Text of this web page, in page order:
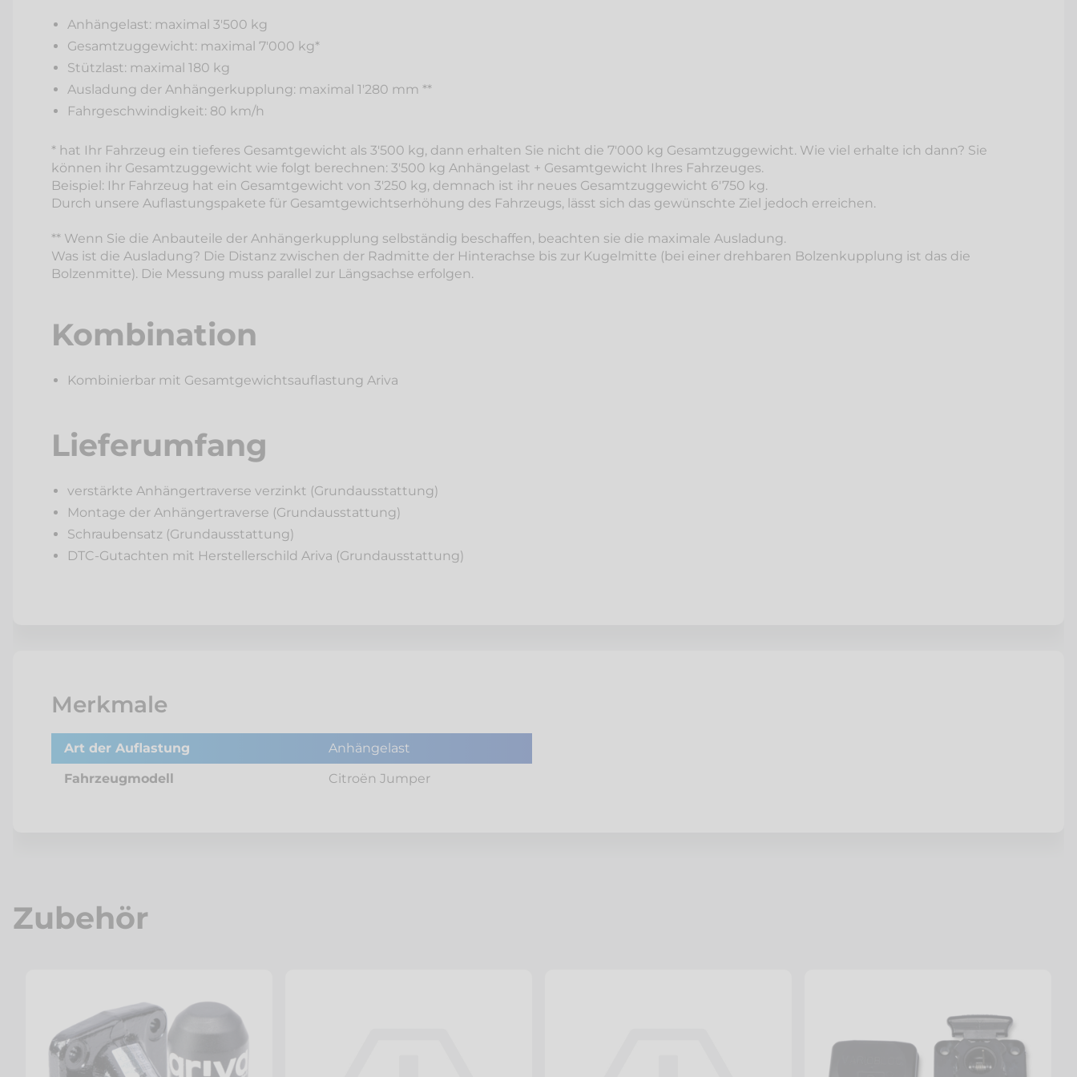
Zubehör
Anhängelast: maximal 3'500 kg
Gesamtzuggewicht: maximal 7'000 kg*
Stützlast: maximal 180 kg
Ausladung der Anhängerkupplung: maximal 1'280 mm **
Fahrgeschwindigkeit: 80 km/h
* hat Ihr Fahrzeug ein tieferes Gesamtgewicht als 3'500 kg, dann erhalten Sie nicht die 7'000 kg Gesamtzuggewicht. Wie viel erhalte ich dann? Sie
können ihr Gesamtzuggewicht wie folgt berechnen: 3'500 kg Anhängelast + Gesamtgewicht Ihres Fahrzeuges.
Beispiel: Ihr Fahrzeug hat ein Gesamtgewicht von 3'250 kg, demnach ist ihr neues Gesamtzuggewicht 6'750 kg.
Durch unsere Auflastungspakete für Gesamtgewichtserhöhung des Fahrzeugs, lässt sich das gewünschte Ziel jedoch erreichen.
** Wenn Sie die Anbauteile der Anhängerkupplung selbständig beschaffen, beachten sie die maximale Ausladung.
Was ist die Ausladung? Die Distanz zwischen der Radmitte der Hinterachse bis zur Kugelmitte (bei einer drehbaren Bolzenkupplung ist das die
Bolzenmitte). Die Messung muss parallel zur Längsachse erfolgen.
Kombination
Kombinierbar mit Gesamtgewichtsauflastung Ariva
Lieferumfang
verstärkte Anhängertraverse verzinkt (Grundausstattung)
Montage der Anhängertraverse (Grundausstattung)
Schraubensatz (Grundausstattung)
DTC-Gutachten mit Herstellerschild Ariva (Grundausstattung)
Merkmale
Art der Auflastung
Anhängelast
Fahrzeugmodell
Citroën Jumper